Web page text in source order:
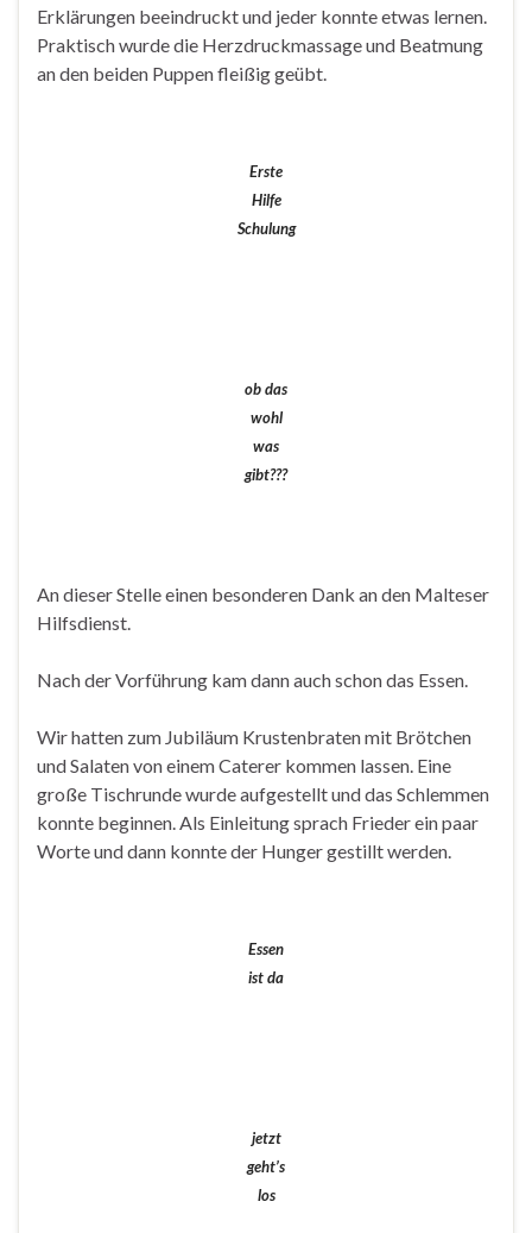
Erklärungen beeindruckt und jeder konnte etwas lernen.
Praktisch wurde die Herzdruckmassage und Beatmung
an den beiden Puppen fleißig geübt.
Erste
Hilfe
Schulung
ob das
wohl
was
gibt???
An dieser Stelle einen besonderen Dank an den Malteser
Hilfsdienst.
Nach der Vorführung kam dann auch schon das Essen.
Wir hatten zum Jubiläum Krustenbraten mit Brötchen
und Salaten von einem Caterer kommen lassen. Eine
große Tischrunde wurde aufgestellt und das Schlemmen
konnte beginnen. Als Einleitung sprach Frieder ein paar
Worte und dann konnte der Hunger gestillt werden.
Essen
ist da
jetzt
geht’s
los